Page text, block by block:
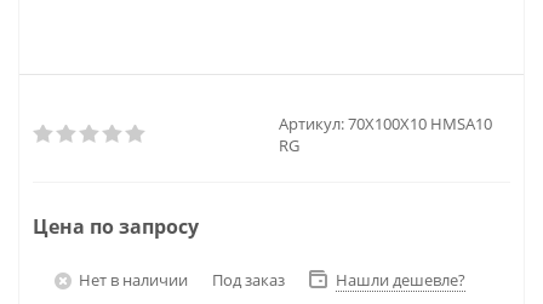
Артикул:70X100X10 HMSA10
RG
Цена по запросу
Нет в наличии Под заказ Нашли дешевле?